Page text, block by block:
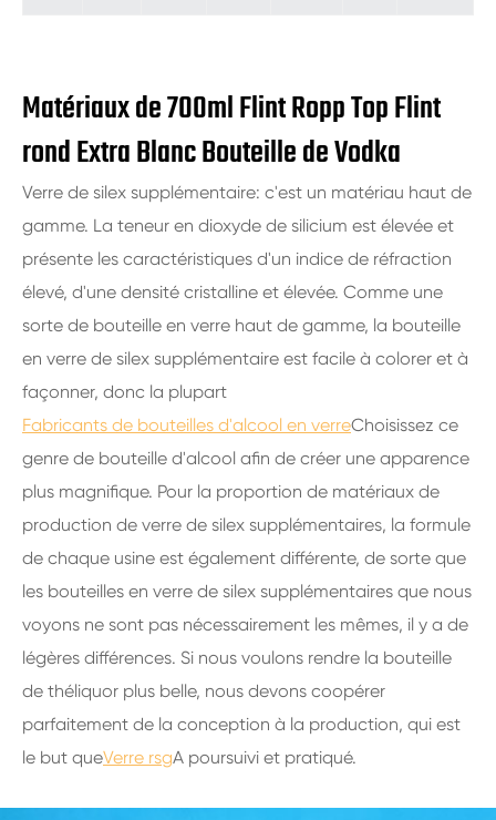
Matériaux de 700ml Flint Ropp Top Flint
rond Extra Blanc Bouteille de Vodka
Verre de silex supplémentaire: c'est un matériau haut de
gamme. La teneur en dioxyde de silicium est élevée et
présente les caractéristiques d'un indice de réfraction
élevé, d'une densité cristalline et élevée. Comme une
sorte de bouteille en verre haut de gamme, la bouteille
en verre de silex supplémentaire est facile à colorer et à
façonner, donc la plupart
Fabricants de bouteilles d'alcool en verreChoisissez ce
genre de bouteille d'alcool afin de créer une apparence
plus magnifique. Pour la proportion de matériaux de
production de verre de silex supplémentaires, la formule
de chaque usine est également différente, de sorte que
les bouteilles en verre de silex supplémentaires que nous
voyons ne sont pas nécessairement les mêmes, il y a de
légères différences. Si nous voulons rendre la bouteille
de théliquor plus belle, nous devons coopérer
parfaitement de la conception à la production, qui est
le but queVerre rsgA poursuivi et pratiqué.